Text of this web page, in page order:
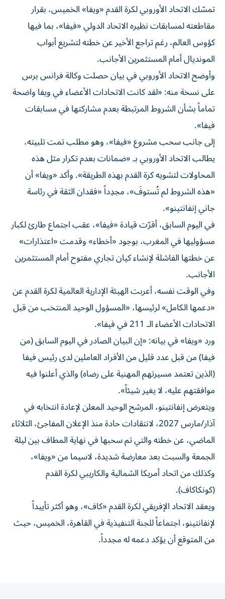
تمسّك الاتحاد الأوروبي لكرة القدم «ويفا» الخميس، بقرار
مقاطعته لمسابقات نظيره الاتحاد الدولي «فيفا»، بما فيها
كؤوس العالم، رغم تراجع الأخير عن خطته لتشريع أبواب
المونديال أمام المستثمرين الأجانب.
وأوضح الاتحاد الأوروبي في بيان حصلت وكالة فرانس برس
على نسخة منه: «لقد كانت الاتحادات الأعضاء في ويفا واضحة
تماماً بشأن الشروط المرتبطة بعدم مشاركتها في مسابقات
فيفا».
إلى جانب سحب مشروع «فيفا»، وهو مطلب تمت تلبيته،
يطالب الاتحاد الأوروبي بـ «ضمانات بعدم تكرار مثل هذه
المحاولات لتشويه كرة القدم بهذه الطريقة». وأكد «ويفا» أن
«هذه الشروط لم تُستوفَ»، مجدِداً «فقدان الثقة في رئاسة
جاني إنفانتينو».
في اليوم السابق، أقرّت قيادة «فيفا»، عقب اجتماع طارئ لكبار
مسؤوليها في المغرب، بوجود «أخطاء» وقدمت «اعتذارات»
عن خطتها الفاشلة لإنشاء كيان تجاري مفتوح أمام المستثمرين
الأجانب.
وفي الوقت نفسه، أعربت الهيئة الإدارية العالمية لكرة القدم عن
«دعمها الكامل» لرئيسها، «المسؤول الوحيد المنتخب من قبل
الاتحادات الأعضاء الـ 211 في فيفا».
ورد «ويفا» في بيانه: «إن البيان الصادر في اليوم السابق (من
فيفا) من قبل عدد قليل من الأفراد العاملين لدى رئيس فيفا
(الذين تعتمد مسيرتهم المهنية على رضاه) والذي أعلنوا فيه
موافقتهم عليه، لا يغير شيئاً».
ويتعرض إنفانتينو، المرشح الوحيد المعلن لإعادة انتخابه في
آذار/مارس 2027، لانتقادات حادة منذ الإعلان المفاجئ، الثلاثاء
الماضي، عن خطته والتي تم سحبها في نهاية المطاف بين ليلة
الجمعة والسبت بعد معارضة شديدة، لاسيما من «ويفا»،
وكذلك من اتحاد أمريكا الشمالية والكاريبي لكرة القدم
(كونكاكاف).
ويعقد الاتحاد الإفريقي لكرة القدم «كاف»، وهو أكثر تأييداً
لإنفانتينو، اجتماعاً للجنة التنفيذية في القاهرة، الخميس، حيث
من المتوقع أن يؤكد دعمه له مجدداً.